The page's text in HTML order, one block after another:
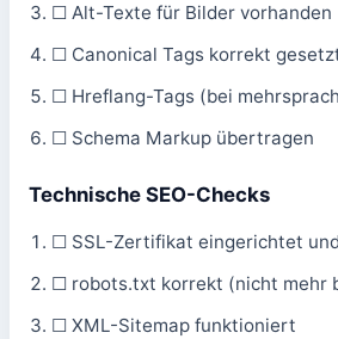
☐ Alt-Texte für Bilder vorhanden
☐ Canonical Tags korrekt
☐ Hreflang-Tags (bei
☐ Schema Markup übertragen
Technische SEO-Checks
☐ SSL-Zertifikat eingerichtet
☐ robots.txt korrekt (nicht mehr
☐ XML-Sitemap funktioniert